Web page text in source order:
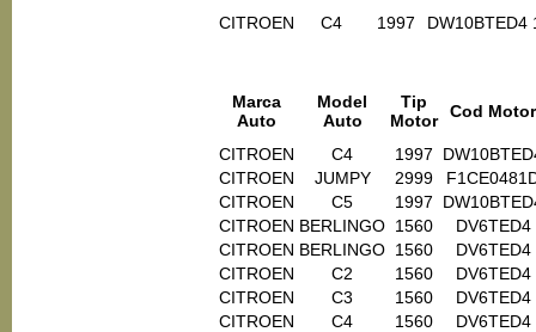
CITROEN C4 1997 DW10BTED4
Marca
Auto
Model
Auto
Tip
Motor
Cod Motor
CITROEN C4 1997
CITROEN
JUMPY 2999
CITROEN
C5 1997
CITROEN BERLINGO 1560
DV6TED4
CITROEN BERLINGO 1560
DV6TED4
CITROEN
C2 1560
DV6TED4
CITROEN
C3 1560
DV6TED4
CITROEN
C4 1560
DV6TED4